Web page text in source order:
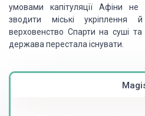
умовами капітуляції Афіни
зводити міські укріплення
верховенство Спарти на суші
держава перестала існувати.